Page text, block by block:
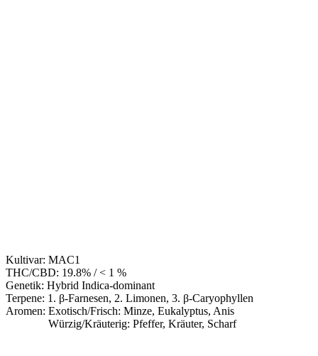
Kultivar: MAC1
THC/CBD: 19.8% / < 1 %
Genetik: Hybrid Indica-dominant
Terpene: 1. β-Farnesen, 2. Limonen, 3. β-Caryophyllen
Aromen: Exotisch/Frisch: Minze, Eukalyptus, Anis
Würzig/Kräuterig: Pfeffer, Kräuter, Scharf